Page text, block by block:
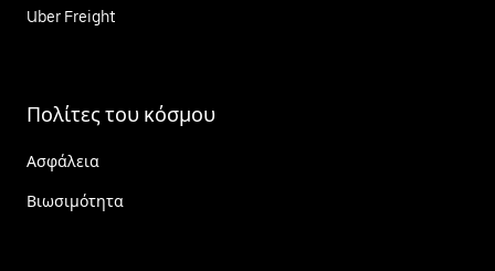
Uber Freight
Πολίτες του κόσμου
Ασφάλεια
Βιωσιμότητα